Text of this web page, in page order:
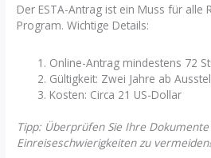
Der ESTA-Antrag ist ein Muss für alle
Program. Wichtige Details:
Online-Antrag mindestens 72
Gültigkeit: Zwei Jahre ab
Kosten: Circa 21 US-Dollar
Tipp: Überprüfen Sie Ihre
Einreiseschwierigkeiten zu